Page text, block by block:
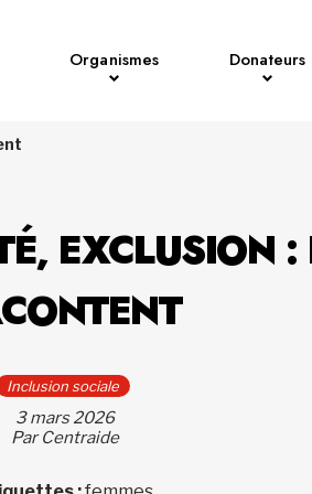
Organismes Donateurs
EXCLUSION :
Inclusion sociale
3 mars 2026
Par Centraide